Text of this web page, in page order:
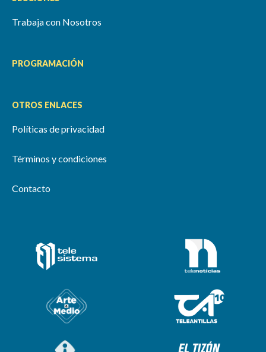
Trabaja con Nosotros
PROGRAMACIÓN
OTROS ENLACES
Políticas de privacidad
Términos y condiciones
Contacto